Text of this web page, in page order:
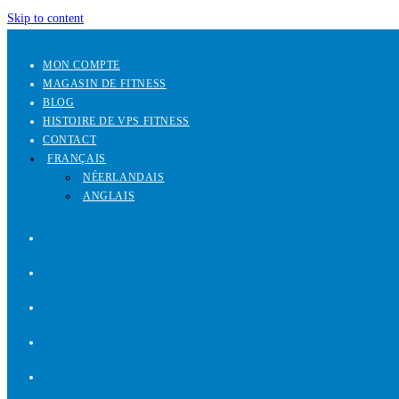
Skip to content
MON COMPTE
MAGASIN DE FITNESS
BLOG
HISTOIRE DE VPS FITNESS
CONTACT
FRANÇAIS
NÉERLANDAIS
ANGLAIS